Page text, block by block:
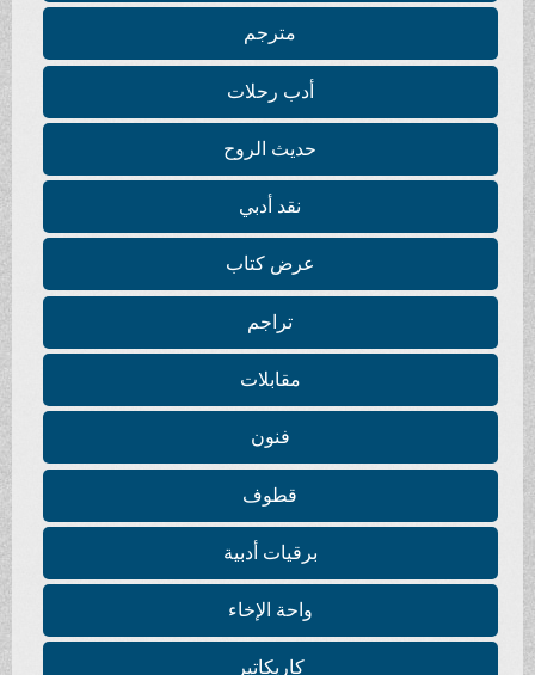
مترجم
أدب رحلات
حديث الروح
نقد أدبي
عرض كتاب
تراجم
مقابلات
فنون
قطوف
برقيات أدبية
واحة الإخاء
كاريكاتير